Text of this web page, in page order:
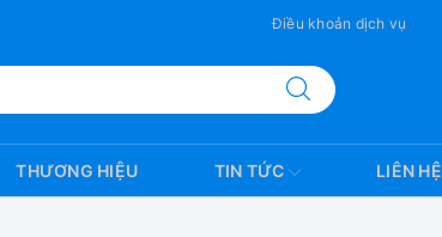
Điều khoản dịch vụ
THƯƠNG HIỆU TIN TỨC LIÊN HỆ